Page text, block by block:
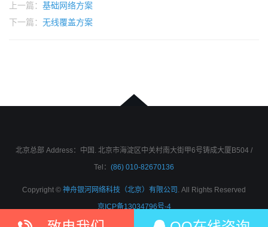
上一篇： 基础网络方案
下一篇： 无线覆盖方案
北京总部 Address：中国. 北京市海淀区中关村南大街甲6号铸成大厦B504 /
Tel： (86) 010-82670136
Copyright © 神舟银河网络科技（北京）有限公司 . All Rights Reserved
京ICP备13034796号-4